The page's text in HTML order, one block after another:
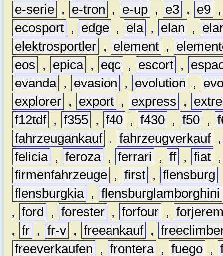
e-serie , e-tron , e-up , e3 , e9
ecosport , edge , ela , elan ,
elektrosportler , element ,
eos
, epica , eqc , escort ,
evanda , evasion , evolution ,
explorer , export , express ,
f12tdf , f355 , f40 , f430 , f50 ,
fahrzeugankauf , fahrzeugverkauf
felicia , feroza , ferrari , ff , fiat
firmenfahrzeuge , first , flensburg
flensburgkia , flensburglamborghini
, ford , forester , forfour ,
, fr , fr-v , freeankauf ,
freeverkaufen
, frontera , fuego ,